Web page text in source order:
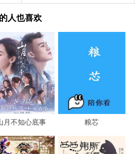
的人也喜欢
月不知心底事 粮芯